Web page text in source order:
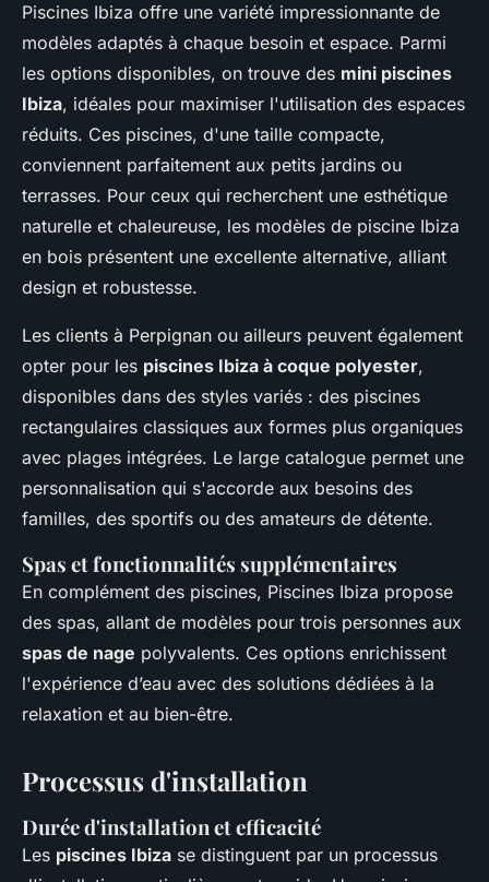
Piscines Ibiza offre une variété impressionnante de
modèles adaptés à chaque besoin et espace. Parmi
les options disponibles, on trouve des mini piscines
Ibiza, idéales pour maximiser l'utilisation des espaces
réduits. Ces piscines, d'une taille compacte,
conviennent parfaitement aux petits jardins ou
terrasses. Pour ceux qui recherchent une esthétique
naturelle et chaleureuse, les modèles de piscine Ibiza
en bois présentent une excellente alternative, alliant
design et robustesse.
Les clients à Perpignan ou ailleurs peuvent également
opter pour les piscines Ibiza à coque polyester,
disponibles dans des styles variés : des piscines
rectangulaires classiques aux formes plus organiques
avec plages intégrées. Le large catalogue permet une
personnalisation qui s'accorde aux besoins des
familles, des sportifs ou des amateurs de détente.
Spas et fonctionnalités supplémentaires
En complément des piscines, Piscines Ibiza propose
des spas, allant de modèles pour trois personnes aux
spas de nage polyvalents. Ces options enrichissent
l'expérience d’eau avec des solutions dédiées à la
relaxation et au bien-être.
Processus d'installation
Durée d'installation et efficacité
Les piscines Ibiza se distinguent par un processus